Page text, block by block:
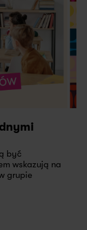
być
wskazują na
grupie